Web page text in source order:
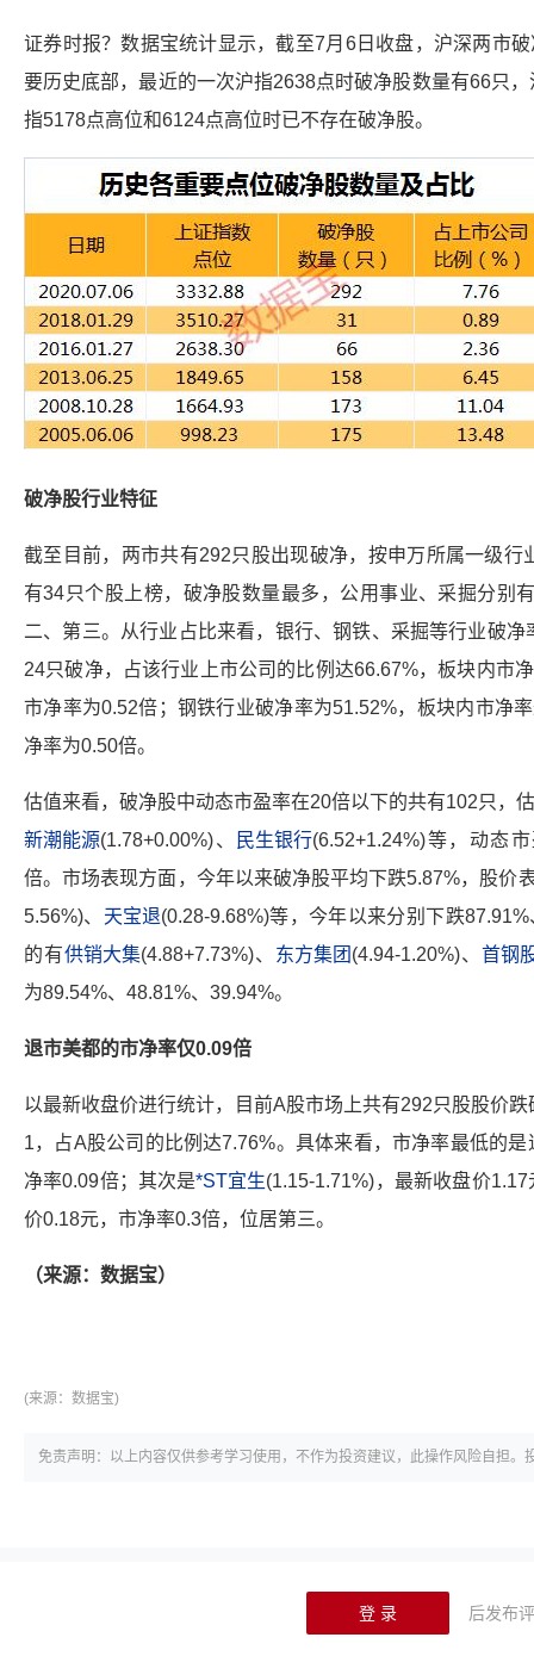
证券时报？数据宝统计显示，截至7月6日收盘，沪深两市
要历史底部，最近的一次沪指2638点时破净股数量有66只
指5178点高位和6124点高位时已不存在破净股。
破净股行业特征
截至目前，两市共有292只股出现破净，按申万所属一级行
有34只个股上榜，破净股数量最多，公用事业、采掘分别
二、第三。从行业占比来看，银行、钢铁、采掘等行业破
24只破净，占该行业上市公司的比例达66.67%，板块内市
市净率为0.52倍；钢铁行业破净率为51.52%，板块内市净
净率为0.50倍。
估值来看，破净股中动态市盈率在20倍以下的共有102只，
新潮能源(1.78+0.00%)、 民生银行(6.52+1.24%)等，动态
倍。市场表现方面，今年以来破净股平均下跌5.87%，股价
5.56%)、 天宝退(0.28-9.68%)等，今年以来分别下跌
的有供销大集(4.88+7.73%)、 东方集团 (4.94-1.20%)、首钢
为89.54%、48.81%、39.94%。
退市美都的市净率仅0.09倍
以最新收盘价进行统计，目前A股市场上共有292只股股价
1，占A股公司的比例达7.76%。具体来看，市净率最低的是
净率0.09倍；其次是*ST宜生(1.15-1.71%)，最新收盘价
价0.18元，市净率0.3倍，位居第三。
（来源：数据宝）
(来源： 数据宝)
免责声明：以上内容仅供参考学习使用，不作为投资建议，此操作风险自担。
登 录 后发布